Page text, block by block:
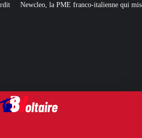
qui mise sur l’avenir du « mini nucléaire »